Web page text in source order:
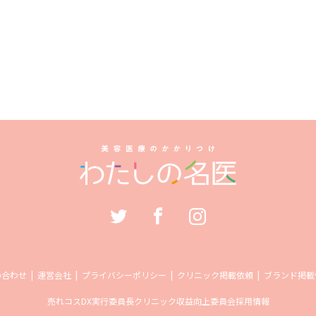
わせ 運営会社 プライバシーポリシー クリニック掲載依頼 ブランド掲
売れコスDX実行委員長クリニック収益向上委員会採用情報